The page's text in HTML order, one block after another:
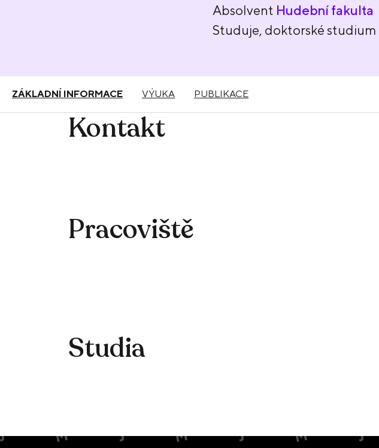
Absolvent Hudební fakulta
Studuje, doktorské studium
ZÁKLADNÍ INFORMACE VÝUKA PUBLIKACE
Kontakt
Pracoviště
Studia